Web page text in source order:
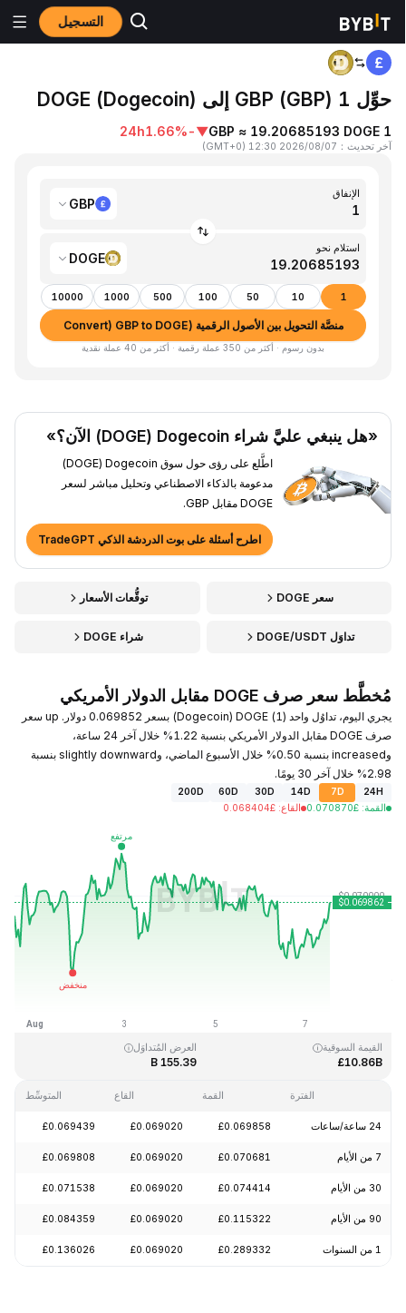
التسجيل المنزٍل GBP to DOGE
حوِّل 1 GBP (GBP) إلى DOGE (Dogecoin)
1 GBP ≈ 19.20685193 DOGE
▼
-1.66%
24h
آخر تحديث：
2026/08/07 12:30
(
GMT+0
)
الإنفاق
GBP
استلام نحو
DOGE
1
10
50
100
500
1000
10000
منصَّة التحويل بين الأصول الرقمية (Convert) GBP to DOGE
بدون رسوم · أكثر من 350 عملة رقمية · أكثر من 40 عملة نقدية
«هل ينبغي عليَّ شراء Dogecoin ‏(DOGE) الآن؟»
اطَّلع على رؤى حول سوق Dogecoin ‏(DOGE)
مدعومة بالذكاء الاصطناعي وتحليل مباشر لسعر
DOGE مقابل GBP.
اطرح أسئلة على بوت الدردشة الذكي TradeGPT
سعر DOGE توقُّعات الأسعار
تداوَل DOGE/USDT شراء DOGE
مُخطَّط سعر صرف DOGE مقابل الدولار الأمريكي
يجري اليوم، تداوُل واحد (1) DOGE ‏(Dogecoin) بسعر 0.069852 دولار. up سعر
صرف DOGE مقابل الدولار الأمريكي بنسبة 1.22% خلال آخر 24 ساعة،
وincreased بنسبة 0.50% خلال الأسبوع الماضي، وslightly downward بنسبة
2.98% خلال آخر 30 يومًا.
24H
7D
14D
30D
60D
200D
القمة:
£
0.070870 القاع:
£
0.068404
القيمة السوقية
£10.86B
العرض المُتداوَل
155.39 B
الفترة القمة القاع المتوسِّط
24 ساعة/ساعات £0.069858
£0.069020
£0.069439
7 من الأيام £0.070681
£0.069020
£0.069808
30 من الأيام £0.074414
£0.069020
£0.071538
90 من الأيام £0.115322
£0.069020
£0.084359
1 من السنوات £0.289332
£0.069020
£0.136026